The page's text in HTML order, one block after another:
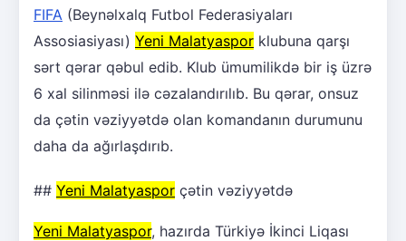
FIFA (Beynəlxalq Futbol Federasiyaları
Assosiasiyası) Yeni Malatyaspor klubuna qarşı
sərt qərar qəbul edib. Klub ümumilikdə bir iş üzrə
6 xal silinməsi ilə cəzalandırılıb. Bu qərar, onsuz
da çətin vəziyyətdə olan komandanın durumunu
daha da ağırlaşdırıb.
## Yeni Malatyaspor çətin vəziyyətdə
Yeni Malatyaspor, hazırda Türkiyə İkinci Liqası